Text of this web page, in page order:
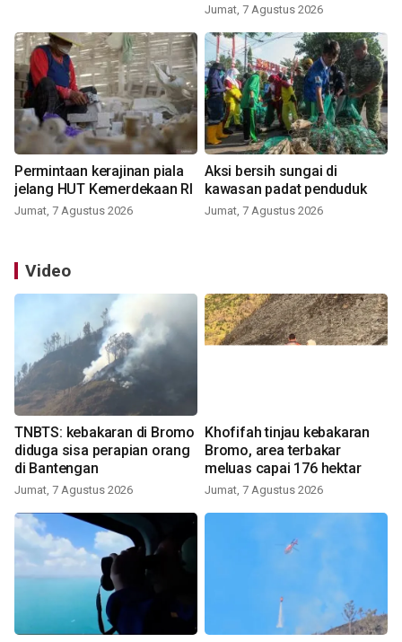
Jumat, 7 Agustus 2026
Permintaan kerajinan piala
jelang HUT Kemerdekaan RI
Jumat, 7 Agustus 2026
Aksi bersih sungai di
kawasan padat penduduk
Jumat, 7 Agustus 2026
Video
TNBTS: kebakaran di Bromo
diduga sisa perapian orang
di Bantengan
Jumat, 7 Agustus 2026
Khofifah tinjau kebakaran
Bromo, area terbakar
meluas capai 176 hektar
Jumat, 7 Agustus 2026